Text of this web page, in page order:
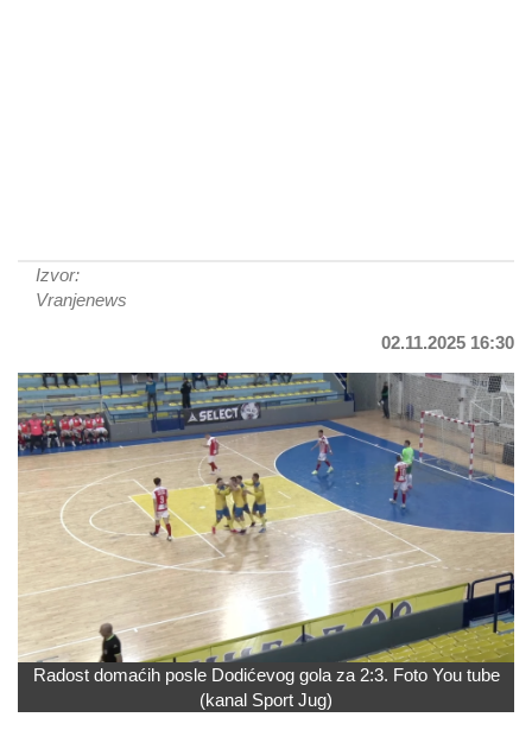
Izvor:
Vranjenews
02.11.2025 16:30
Radost domaćih posle Dodićevog gola za 2:3. Foto You tube
(kanal Sport Jug)